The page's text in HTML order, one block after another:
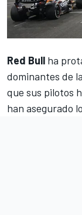
Red Bull ha
dominantes de
que sus pilotos
han asegurado